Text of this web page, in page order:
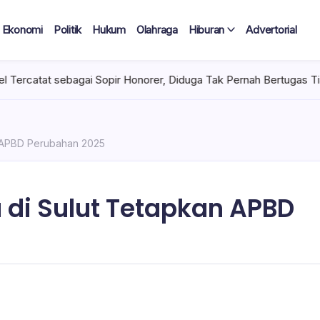
Ekonomi Politik Hukum Olahraga Hiburan Advertorial
Sopir Honorer, Diduga Tak Pernah Bertugas Tiap Bulan
Perubahan 2025
Sulut Tetapkan APBD